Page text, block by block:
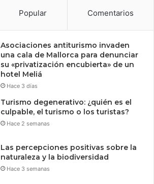
Popular Comentarios
Asociaciones antiturismo invaden
una cala de Mallorca para denunciar
su «privatización encubierta» de un
hotel Meliá
Hace 3 días
Turismo degenerativo: ¿quién es el
culpable, el turismo o los turistas?
Hace 2 semanas
Las percepciones positivas sobre la
naturaleza y la biodiversidad
Hace 3 semanas